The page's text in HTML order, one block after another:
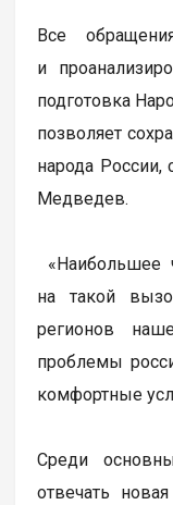
Все
и
подготовка
позволяет
народа России,
Медведев.
«Наибольшее
на такой
регионов
проблемы
комфортные
Среди
отвечать